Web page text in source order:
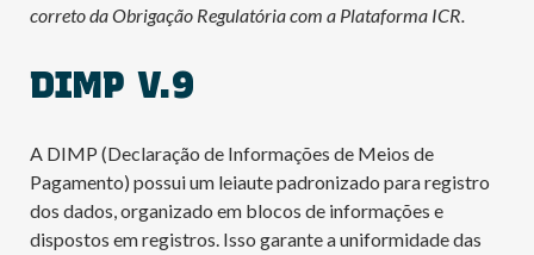
correto da Obrigação Regulatória com a Plataforma ICR.
DIMP V.9
A DIMP (Declaração de Informações de Meios de
Pagamento) possui um leiaute padronizado para registro
dos dados, organizado em blocos de informações e
dispostos em registros. Isso garante a uniformidade das